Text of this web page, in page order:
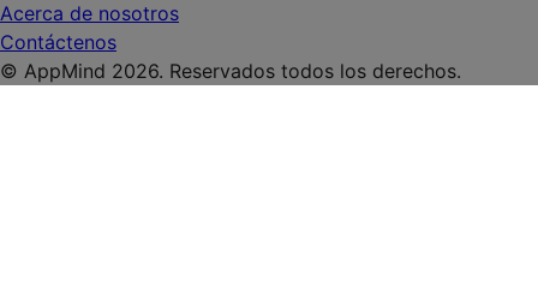
Acerca de nosotros
Contáctenos
© AppMind 2026. Reservados todos los derechos.